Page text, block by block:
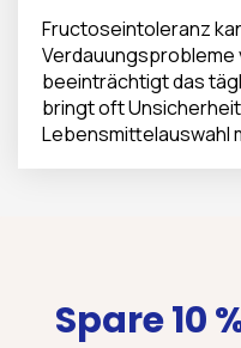
Fructoseintoleranz
Verdauungsprobleme
beeinträchtigt das
bringt oft
Lebensmittelauswahl
Spare 10